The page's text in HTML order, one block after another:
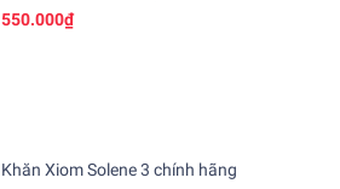
550.000₫
Khăn Xiom Solene 3 chính hãng